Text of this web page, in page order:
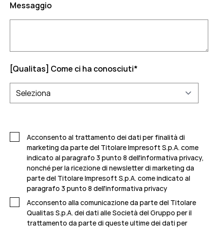
Messaggio
[Qualitas] Come ci ha conosciuti*
Acconsento al trattamento dei dati per finalità di
marketing da parte del Titolare Impresoft S.p.A. come
indicato al paragrafo 3 punto 8 dell'informativa privacy,
nonché per la ricezione di newsletter di marketing da
parte del Titolare Impresoft S.p.A. come indicato al
paragrafo 3 punto 8 dell'informativa privacy
Acconsento alla comunicazione da parte del Titolare
Qualitas S.p.A. dei dati alle Società del Gruppo per il
trattamento da parte di queste ultime dei dati per